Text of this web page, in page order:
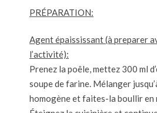
PRÉPARATION:
Agent épaississant (à preparer
l’activité):
Prenez la poêle, mettez 300 ml
soupe de farine. Mélanger
homogène et faites-la boullir en